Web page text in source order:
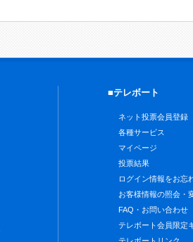
■テレボート
ネット投票会員登録
各種サービス
マイページ
投票結果
ログイン情報をお忘
お客様情報の照会・
FAQ・お問い合わせ
テレボート会員限定